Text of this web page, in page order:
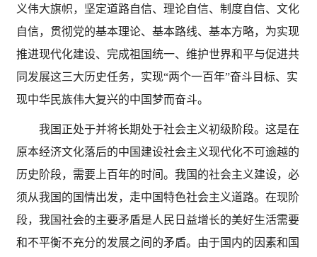
义伟大旗帜，坚定道路自信、理论自信、制度自信、文化
自信，贯彻党的基本理论、基本路线、基本方略，为实现
推进现代化建设、完成祖国统一、维护世界和平与促进共
同发展这三大历史任务，实现“两个一百年”奋斗目标、实
现中华民族伟大复兴的中国梦而奋斗。
我国正处于并将长期处于社会主义初级阶段。这是在
原本经济文化落后的中国建设社会主义现代化不可逾越的
历史阶段，需要上百年的时间。我国的社会主义建设，必
须从我国的国情出发，走中国特色社会主义道路。在现阶
段，我国社会的主要矛盾是人民日益增长的美好生活需要
和不平衡不充分的发展之间的矛盾。由于国内的因素和国